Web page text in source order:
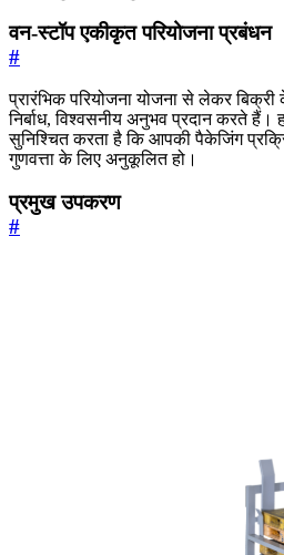
वन-स्टॉप एकीकृत परियोजना प्रबंधन
#
प्रारंभिक परियोजना योजना से लेकर
निर्बाध, विश्वसनीय अनुभव प्रदान करते हैं।
सुनिश्चित करता है कि आपकी पैकेजिंग
गुणवत्ता के लिए अनुकूलित हो।
प्रमुख उपकरण
#